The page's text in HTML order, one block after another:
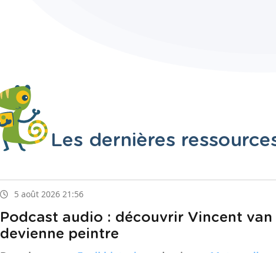
Les dernières
5 août 2026 21:56
Podcast audio : découvrir Vincent
devienne peintre